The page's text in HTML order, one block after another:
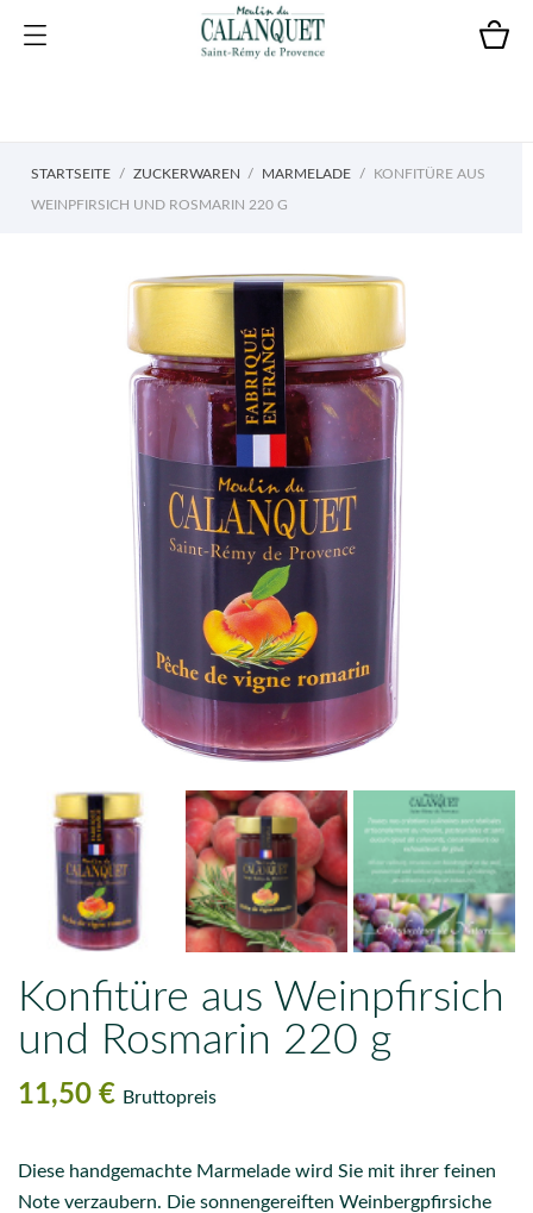
STARTSEITE ZUCKERWAREN MARMELADE KONFITÜRE AUS
WEINPFIRSICH UND ROSMARIN 220 G
Konfitüre aus Weinpfirsich
und Rosmarin 220 g
11,50 € Bruttopreis
Diese handgemachte Marmelade wird Sie mit ihrer feinen
Note verzaubern. Die sonnengereiften Weinbergpfirsiche